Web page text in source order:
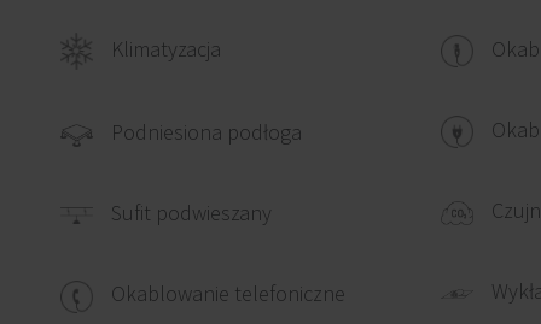
Klimatyzacja
Podniesiona podłoga
Sufit podwieszany
Okablowanie telefoniczne